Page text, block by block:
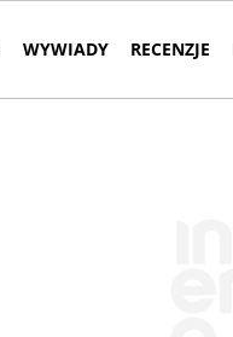
WYWIADY RECENZJE